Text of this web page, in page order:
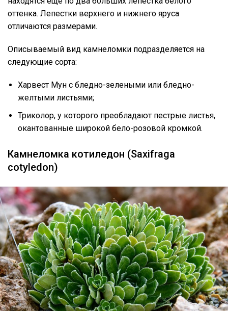
оттенка. Лепестки верхнего и нижнего яруса
отличаются размерами.
Описываемый вид камнеломки подразделяется на
следующие сорта:
Харвест Мун с бледно-зелеными или бледно-
желтыми листьями;
Триколор, у которого преобладают пестрые листья,
окантованные широкой бело-розовой кромкой.
Камнеломка котиледон (Saxifraga
cotyledon)